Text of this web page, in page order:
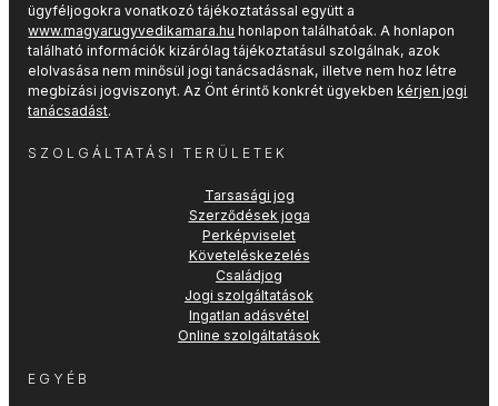
ügyféljogokra vonatkozó tájékoztatással együtt a
www.magyarugyvedikamara.hu honlapon találhatóak. A honlapon
található információk kizárólag tájékoztatásul szolgálnak, azok
elolvasása nem minősül jogi tanácsadásnak, illetve nem hoz létre
megbízási jogviszonyt. Az Önt érintő konkrét ügyekbenkérjen jogi
tanácsadást.
SZOLGÁLTATÁSI TERÜLETEK
Tarsasági jog
Szerződések joga
Perképviselet
Követeléskezelés
Családjog
Jogi szolgáltatások
Ingatlan adásvétel
Online szolgáltatások
EGYÉB